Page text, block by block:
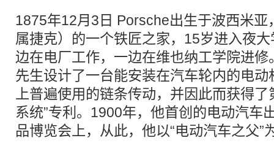
1875年12月3日 Porsche出生于波西米亚
属捷克）的一个铁匠之家，15岁进入夜
边在电厂工作，一边在维也纳工学院进
先生设计了一台能安装在汽车轮内的电
上普遍使用的链条传动，并因此而获得了
系统”专利。1900年，他首创的电动汽车
品博览会上，从此，他以“电动汽车之父”